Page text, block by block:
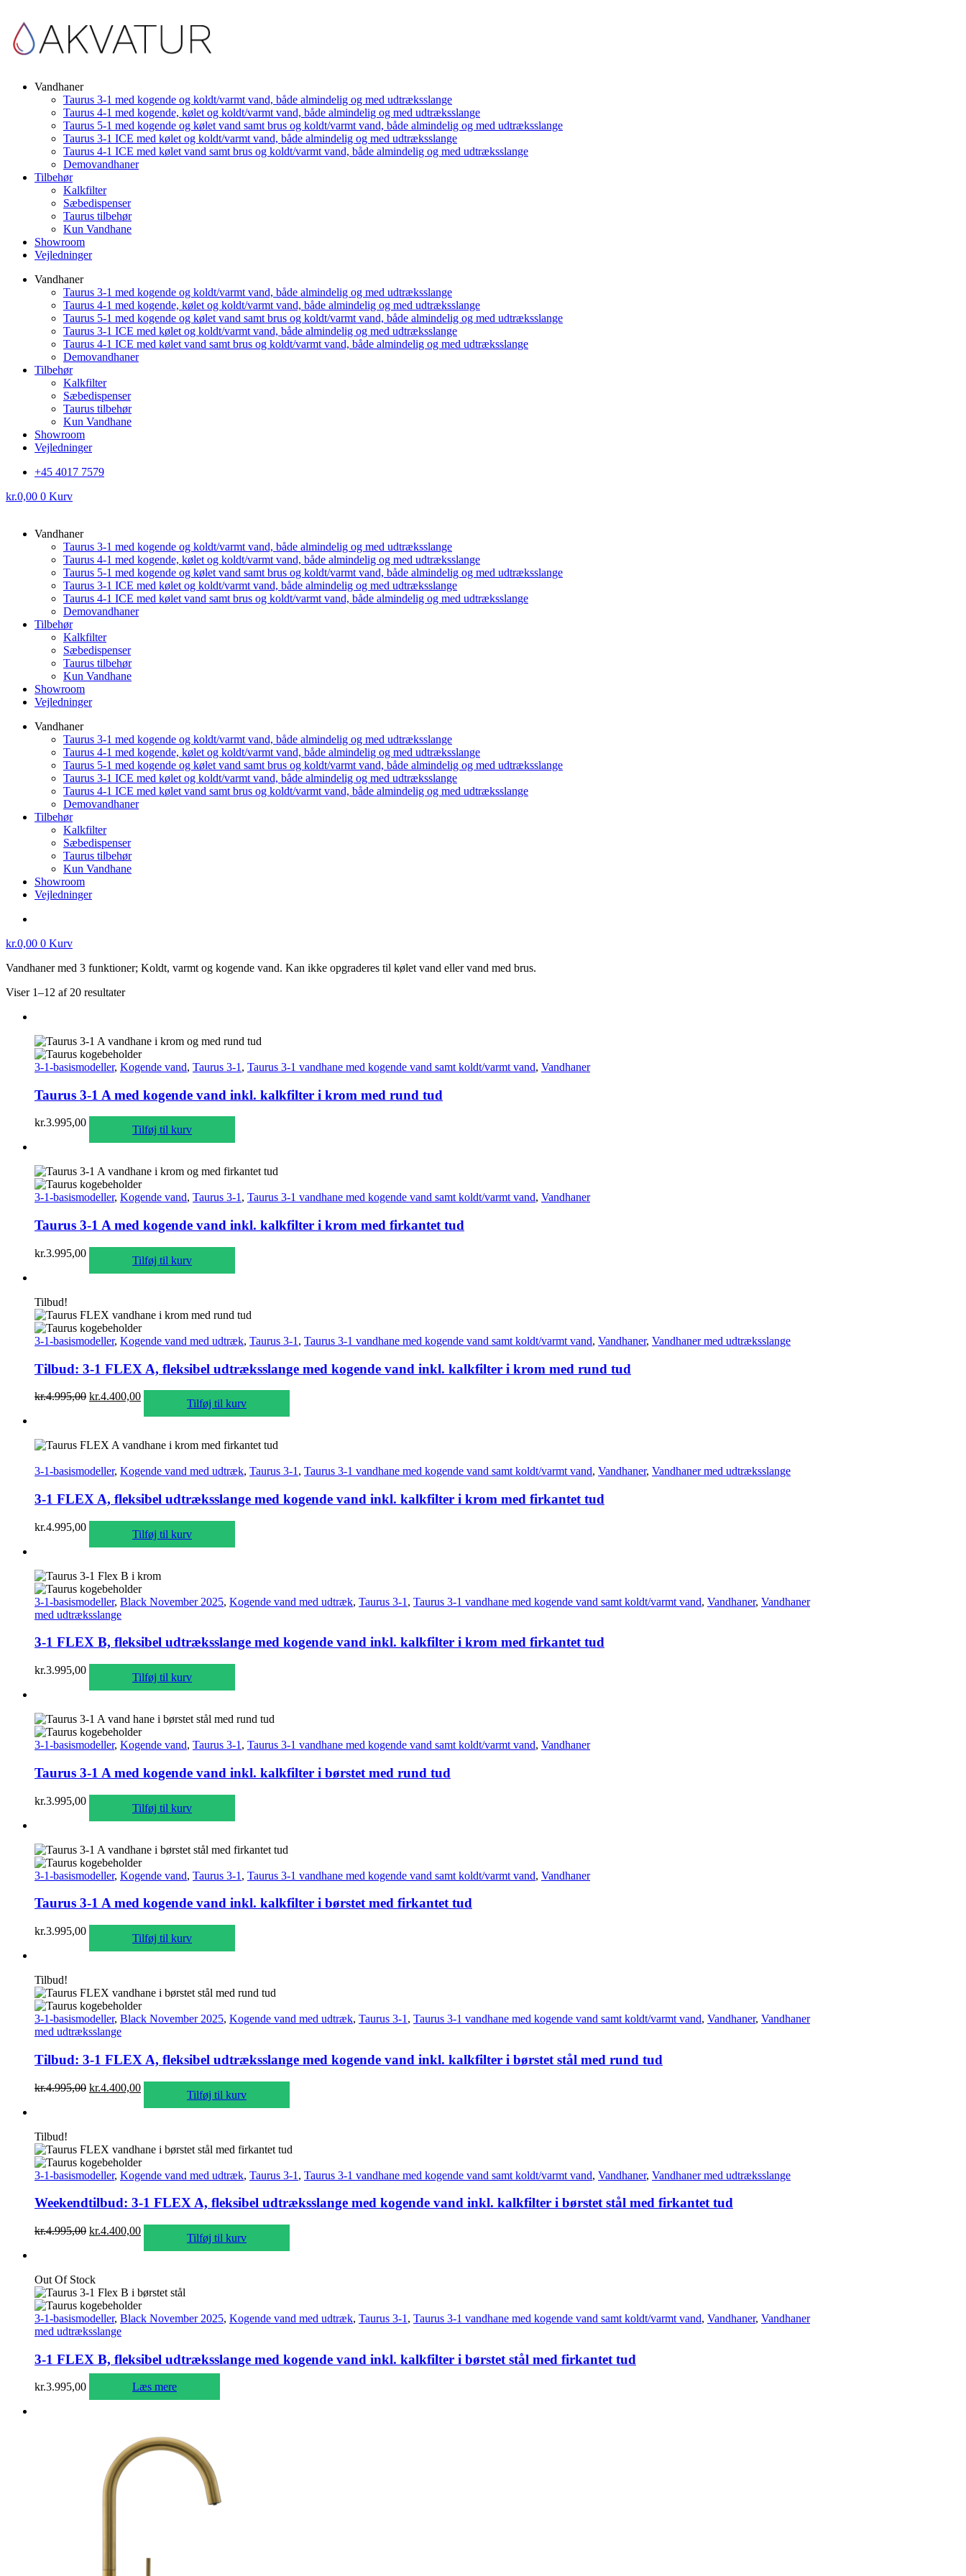
Vandhaner
Taurus 3-1 med kogende og koldt/varmt vand, både almindelig og med udtræksslange
Taurus 4-1 med kogende, kølet og koldt/varmt vand, både almindelig og med udtræksslange
Taurus 5-1 med kogende og kølet vand samt brus og koldt/varmt vand, både almindelig og med udtræksslange
Taurus 3-1 ICE med kølet og koldt/varmt vand, både almindelig og med udtræksslange
Taurus 4-1 ICE med kølet vand samt brus og koldt/varmt vand, både almindelig og med udtræksslange
Demovandhaner
Tilbehør
Kalkfilter
Sæbedispenser
Taurus tilbehør
Kun Vandhane
Showroom
Vejledninger
Vandhaner
Taurus 3-1 med kogende og koldt/varmt vand, både almindelig og med udtræksslange
Taurus 4-1 med kogende, kølet og koldt/varmt vand, både almindelig og med udtræksslange
Taurus 5-1 med kogende og kølet vand samt brus og koldt/varmt vand, både almindelig og med udtræksslange
Taurus 3-1 ICE med kølet og koldt/varmt vand, både almindelig og med udtræksslange
Taurus 4-1 ICE med kølet vand samt brus og koldt/varmt vand, både almindelig og med udtræksslange
Demovandhaner
Tilbehør
Kalkfilter
Sæbedispenser
Taurus tilbehør
Kun Vandhane
Showroom
Vejledninger
+45 4017 7579
kr.0,00 0 Kurv
Vandhaner
Taurus 3-1 med kogende og koldt/varmt vand, både almindelig og med udtræksslange
Taurus 4-1 med kogende, kølet og koldt/varmt vand, både almindelig og med udtræksslange
Taurus 5-1 med kogende og kølet vand samt brus og koldt/varmt vand, både almindelig og med udtræksslange
Taurus 3-1 ICE med kølet og koldt/varmt vand, både almindelig og med udtræksslange
Taurus 4-1 ICE med kølet vand samt brus og koldt/varmt vand, både almindelig og med udtræksslange
Demovandhaner
Tilbehør
Kalkfilter
Sæbedispenser
Taurus tilbehør
Kun Vandhane
Showroom
Vejledninger
Vandhaner
Taurus 3-1 med kogende og koldt/varmt vand, både almindelig og med udtræksslange
Taurus 4-1 med kogende, kølet og koldt/varmt vand, både almindelig og med udtræksslange
Taurus 5-1 med kogende og kølet vand samt brus og koldt/varmt vand, både almindelig og med udtræksslange
Taurus 3-1 ICE med kølet og koldt/varmt vand, både almindelig og med udtræksslange
Taurus 4-1 ICE med kølet vand samt brus og koldt/varmt vand, både almindelig og med udtræksslange
Demovandhaner
Tilbehør
Kalkfilter
Sæbedispenser
Taurus tilbehør
Kun Vandhane
Showroom
Vejledninger
kr.0,00 0 Kurv
Vandhaner med 3 funktioner; Koldt, varmt og kogende vand. Kan ikke opgraderes til kølet vand eller vand med brus.
Viser 1–12 af 20 resultater
3-1-basismodeller, Kogende vand, Taurus 3-1 , Taurus 3-1 vandhane med kogende vand samt koldt/varmt vand, Vandhaner
Taurus 3-1 A med kogende vand inkl. kalkfilter i krom med rund tud
kr.3.995,00
Tilføj til kurv
3-1-basismodeller, Kogende vand, Taurus 3-1, Taurus 3-1 vandhane med kogende vand samt koldt/varmt vand, Vandhaner
Taurus 3-1 A med kogende vand inkl. kalkfilter i krom med firkantet tud
kr.3.995,00
Tilføj til kurv
Tilbud!
3-1-basismodeller, Kogende vand med udtræk, Taurus 3-1 , Taurus 3-1 vandhane med kogende vand samt koldt/varmt vand, Vandhaner, Vandhaner med udtræksslange
Tilbud: 3-1 FLEX A, fleksibel udtræksslange med kogende vand inkl. kalkfilter i krom med rund tud
kr.4.995,00 Den
kr.4.995,00.
kr.4.400,00Den
kr.4.400,00.
Tilføj til kurv
3-1-basismodeller, Kogende vand med udtræk, Taurus 3-1 , Taurus 3-1 vandhane med kogende vand samt koldt/varmt vand, Vandhaner, Vandhaner med udtræksslange
3-1 FLEX A, fleksibel udtræksslange med kogende vand inkl. kalkfilter i krom med firkantet tud
kr.4.995,00
Tilføj til kurv
3-1-basismodeller, Black November 2025, Kogende vand med udtræk, Taurus 3-1 , Taurus 3-1 vandhane med kogende vand samt koldt/varmt vand, Vandhaner, Vandhaner
med udtræksslange
3-1 FLEX B, fleksibel udtræksslange med kogende vand inkl. kalkfilter i krom med firkantet tud
kr.3.995,00
Tilføj til kurv
3-1-basismodeller, Kogende vand, Taurus 3-1 , Taurus 3-1 vandhane med kogende vand samt koldt/varmt vand, Vandhaner
Taurus 3-1 A med kogende vand inkl. kalkfilter i børstet med rund tud
kr.3.995,00
Tilføj til kurv
3-1-basismodeller, Kogende vand, Taurus 3-1 , Taurus 3-1 vandhane med kogende vand samt koldt/varmt vand, Vandhaner
Taurus 3-1 A med kogende vand inkl. kalkfilter i børstet med firkantet tud
kr.3.995,00
Tilføj til kurv
Tilbud!
3-1-basismodeller, Black November 2025, Kogende vand med udtræk, Taurus 3-1 , Taurus 3-1 vandhane med kogende vand samt koldt/varmt vand, Vandhaner, Vandhaner
med udtræksslange
Tilbud: 3-1 FLEX A, fleksibel udtræksslange med kogende vand inkl. kalkfilter i børstet stål med rund tud
kr.4.995,00 Den
kr.4.400,00Den
Tilføj til kurv
Tilbud!
3-1-basismodeller, Kogende vand med udtræk, Taurus 3-1 , Taurus 3-1 vandhane med kogende vand samt koldt/varmt vand, Vandhaner, Vandhaner med udtræksslange
Weekendtilbud: 3-1 FLEX A, fleksibel udtræksslange med kogende vand inkl. kalkfilter i børstet stål med firkantet tud
kr.4.995,00 Den
kr.4.995,00.
kr.4.400,00Den
Tilføj til kurv
Out Of Stock
3-1-basismodeller, Black November 2025, Kogende vand med udtræk, Taurus 3-1 , Taurus 3-1 vandhane med kogende vand samt koldt/varmt vand, Vandhaner, Vandhaner
med udtræksslange
3-1 FLEX B, fleksibel udtræksslange med kogende vand inkl. kalkfilter i børstet stål med firkantet tud
kr.3.995,00 Læs mere